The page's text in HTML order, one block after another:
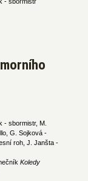
- sbormistr, M.
G. Sojková -
roh, J. Janšta -
Koledy